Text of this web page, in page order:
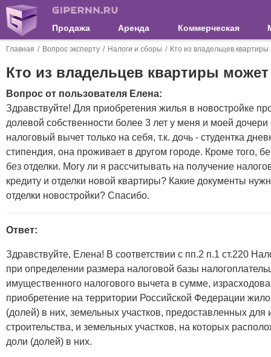
Продажа Аренда Коммерческая
Главная Вопрос эксперту Налоги и сборы Кто из владельцев
Кто из владельцев квартиры
Вопрос от пользователя Елена:
Здравствуйте! Для приобретения жилья в новостройке
долевой собственности более 3 лет у меня и моей
налоговый вычет только на себя, т.к. дочь - студентка
стипендия, она проживает в другом городе. Кроме того,
без отделки. Могу ли я рассчитывать на получение
кредиту и отделки новой квартиры? Какие документы
отделки новостройки? Спасибо.
Ответ:
Здравствуйте, Елена! В соответствии с пп.2 п.1 ст.220
при определении размера налоговой базы
имущественного налогового вычета в сумме,
приобретение на территории Российской Федерации
(долей) в них, земельных участков, предоставленных
строительства, и земельных участков, на которых
доли (долей) в них.